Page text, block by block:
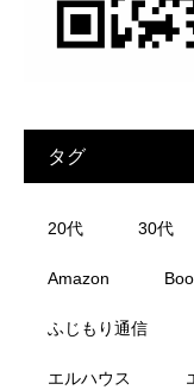
タグ
20代 30代
Amazon
ふじもり通信
エルハウス